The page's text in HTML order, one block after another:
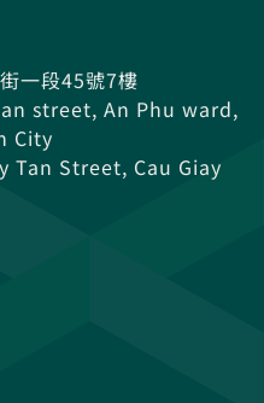
一段45號7樓
street, An Phu ward,
City
Tan Street, Cau Giay